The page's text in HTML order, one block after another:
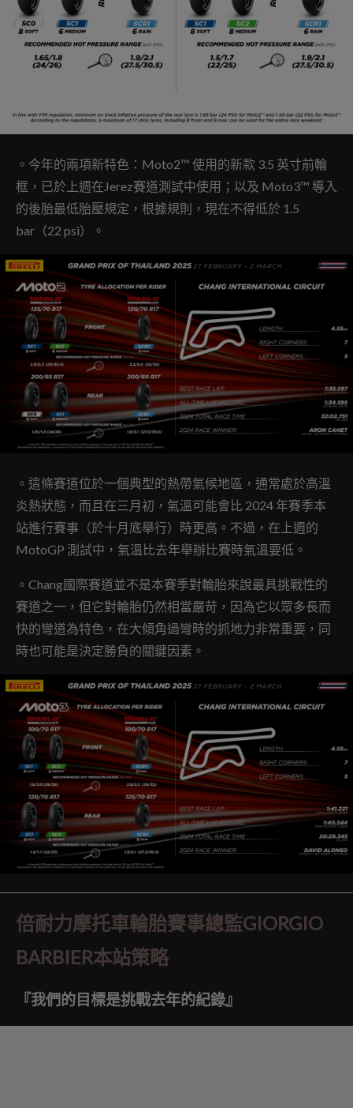
。今年的兩項新特色：Moto2™ 使用的新款 3.5 英寸前輪
框，已於上週在Jerez賽道測試中使用；以及 Moto3™ 導入
的後胎最低胎壓規定，根據規則，現在不得低於 1.5
bar（22 psi）。
。這條賽道位於一個典型的熱帶氣候地區，通常處於高溫
炎熱狀態，而且在三月初，氣溫可能會比 2024 年賽季本
站進行賽事（於十月底舉行）時更高。不過，在上週的
MotoGP 測試中，氣溫比去年舉辦比賽時氣溫要低。
。Chang國際賽道並不是本賽季對輪胎來說最具挑戰性的
賽道之一，但它對輪胎仍然相當嚴苛，因為它以眾多長而
快的彎道為特色，在大傾角過彎時的抓地力非常重要，同
時也可能是決定勝負的關鍵因素。
倍耐力摩托車輪胎賽事總監GIORGIO
BARBIER本站策略
『我們的目標是挑戰去年的紀錄』